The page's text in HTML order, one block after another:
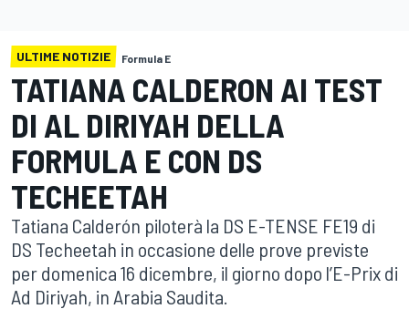
ULTIME NOTIZIE Formula E
TATIANA CALDERON AI TEST
DI AL DIRIYAH DELLA
FORMULA E CON DS
TECHEETAH
Tatiana Calderón piloterà la DS E-TENSE FE19 di
DS Techeetah in occasione delle prove previste
per domenica 16 dicembre, il giorno dopo l’E-Prix di
Ad Diriyah, in Arabia Saudita.